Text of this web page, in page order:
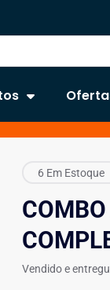
6 Em Estoque
Vendido e